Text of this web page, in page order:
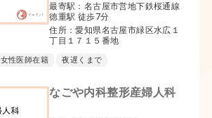
最寄駅：名古屋市営地下鉄桜通線
徳重駅 徒歩7分
住所：愛知県名古屋市緑区水広１
丁目１７１５番地
女性医師在籍 夜遅くまで
なごや内科整形産婦人科